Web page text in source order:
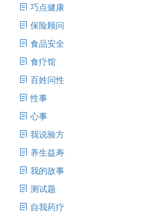
巧点健康
保险顾问
食品安全
食疗馆
百姓问性
性事
心事
我说验方
养生益寿
我的故事
测试题
自我药疗